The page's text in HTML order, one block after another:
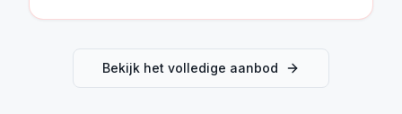
Bekijk het volledige aanbod